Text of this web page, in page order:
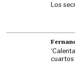
Los
cuartos